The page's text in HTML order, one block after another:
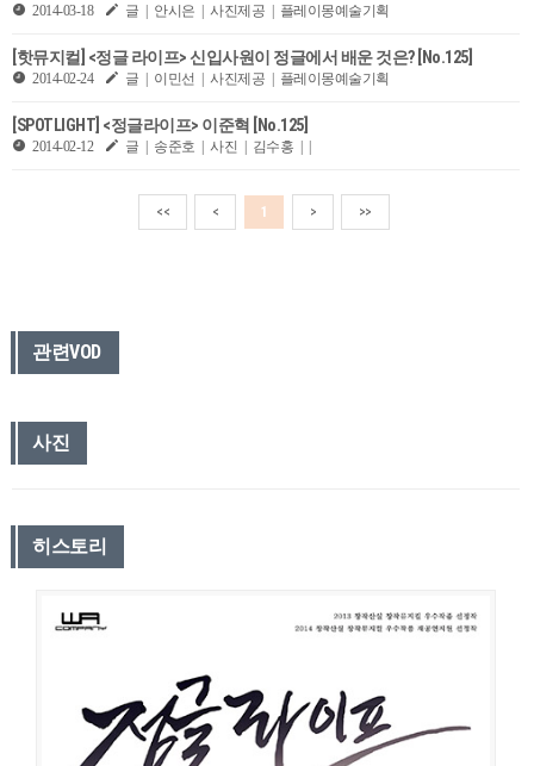
2014-03-18 글 | 안시은 | 사진제공 | 플레이몽예술기획
[핫뮤지컬] <정글 라이프> 신입사원이 정글에서 배운 것은? [No.125]
2014-02-24 글 | 이민선 | 사진제공 | 플레이몽예술기획
[SPOTLIGHT] <정글라이프> 이준혁 [No.125]
2014-02-12 글 | 송준호 | 사진 | 김수홍 | |
<< < 1 > >>
관련VOD
사진
히스토리